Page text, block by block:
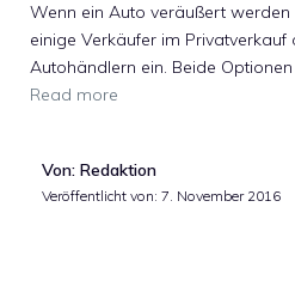
Wenn ein Auto veräußert werden
einige Verkäufer im
Autohändlern ein. Beide
Read more
Von: Redaktion
Veröffentlicht von: 7. November 2016